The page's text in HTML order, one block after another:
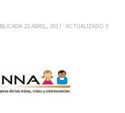
23 ABRIL, 2017 · ACTUALIZADO 3